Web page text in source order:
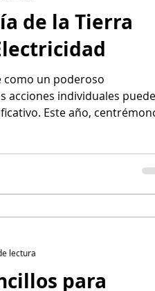
de la Tierra
como un poderoso
acciones individuales
Este año,
para
lectura